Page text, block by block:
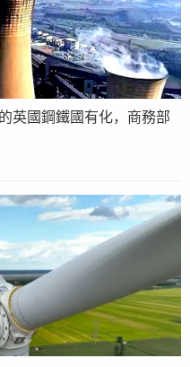
英國鋼鐵國有化，商務部